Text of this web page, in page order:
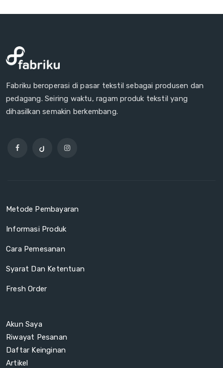
Fabriku beroperasi di pasar tekstil sebagai produsen dan
pedagang. Seiring waktu, ragam produk tekstil yang
dihasilkan semakin berkembang.
Metode Pembayaran
Informasi Produk
Cara Pemesanan
Syarat Dan Ketentuan
Fresh Order
Akun Saya
Riwayat Pesanan
Daftar Keinginan
Artikel